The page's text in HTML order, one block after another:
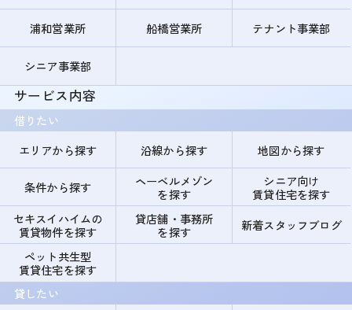
浦和営業所 船橋営業所 テナント事業部
シニア事業部
サービス内容
借りたい
エリアから探す
沿線から探す 地図から探す
条件から探す
ヘーベルメゾン
を探す
シニア向け
賃貸住宅を探す
セキスイハイムの
賃貸物件を探す
貸店舗・事務所
を探す
新着スタッフブログ
ペット共生型
賃貸住宅を探す
貸したい